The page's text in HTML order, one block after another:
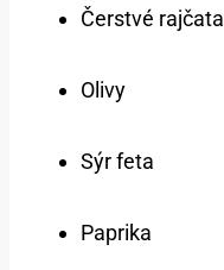
Čerstvé rajčata
Olivy
Sýr feta
Paprika